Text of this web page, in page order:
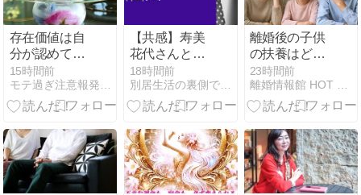
存在価値は自
分が認めてあ
げる☆
15時間前
【共感】寿美
花代さんと高
島忠夫さんの
夫婦愛って、
凄くないです
18時間前
別居生活の裏側で〜孤独から自分らしさを取り戻すブログ
離婚後の子供
の扶養はどう
なる？養育費
や健康保険や
税金控除の仕
23時間前